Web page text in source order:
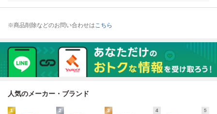
※商品削除などのお問い合わせはこちら
人気のメーカー・ブランド
1 2 3 4 5